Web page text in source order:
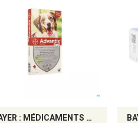
BAYER : MÉDICAMENTS CONTRE LA DOULEUR, TROUBLES DIGESTIFS, INFECTIONS ET COMPLÉMENTS SANTÉ